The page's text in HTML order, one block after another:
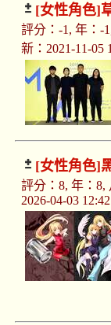
[女性角色]
評分：-1, 年：-
新：2021-11-05
[女性角色]
評分：8, 年：8,
2026-04-03